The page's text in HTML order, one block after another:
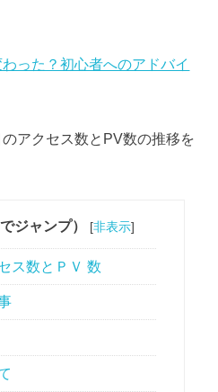
った？初心者へのアドバイ
アクセス数とPV数の推移を
ジャンプ） [非表示]
ス数とＰＶ 数